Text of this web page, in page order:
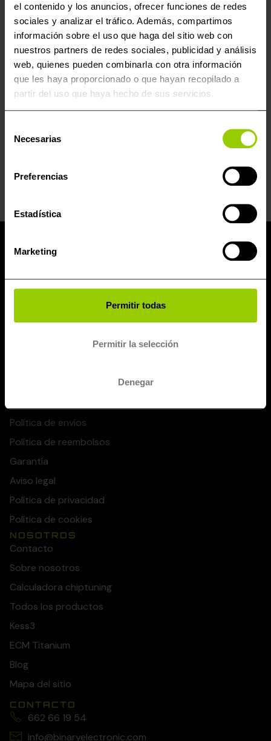
el contenido y los anuncios, ofrecer funciones de redes
sociales y analizar el tráfico. Además, compartimos
información sobre el uso que haga del sitio web con
nuestros partners de redes sociales, publicidad y análisis
web, quienes pueden combinarla con otra información
que les haya proporcionado o que hayan recopilado a
partir del uso que haya hecho de sus servicios.
Necesarias
Preferencias
Estadística
Marketing
Permitir todas
Permitir la selección
Denegar
KESS3 Master (Suscripción 6 meses)
AÑADIR AL CARRITO
Política de envíos
Política de reembolsos
Garantía
Aviso legal
Política de privacidad
Política de cookies
NOSOTROS
Contacto
Sobre nosotros
Calculadora chiptuning
Todos los productos
Kess3
ECM Titanium
Blog
Mapa del sitio
CONTACTO
662 66 19 54
info@binaryelectronic.com